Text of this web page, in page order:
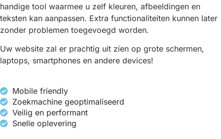
handige tool waarmee u zelf kleuren, afbeeldingen en
teksten kan aanpassen. Extra functionaliteiten kunnen later
zonder problemen toegevoegd worden.
Uw website zal er prachtig uit zien op grote schermen,
laptops, smartphones en andere devices!
Mobile friendly
Zoekmachine geoptimaliseerd
Veilig en performant
Snelle oplevering